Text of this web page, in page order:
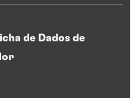
de Dados de